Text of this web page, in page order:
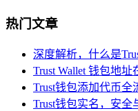
热门文章
深度解析，什么是
Trust Wallet 钱包地
Trust钱包添加代币全
Trust钱包实名，安全